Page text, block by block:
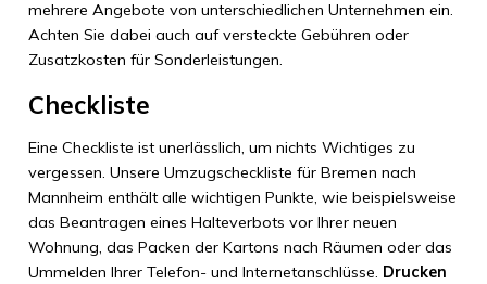
mehrere Angebote von unterschiedlichen Unternehmen ein.
Achten Sie dabei auch auf versteckte Gebühren oder
Zusatzkosten für Sonderleistungen.
Checkliste
Eine Checkliste ist unerlässlich, um nichts Wichtiges zu
vergessen. Unsere Umzugscheckliste für Bremen nach
Mannheim enthält alle wichtigen Punkte, wie beispielsweise
das Beantragen eines Halteverbots vor Ihrer neuen
Wohnung, das Packen der Kartons nach Räumen oder das
Ummelden Ihrer Telefon- und Internetanschlüsse. Drucken